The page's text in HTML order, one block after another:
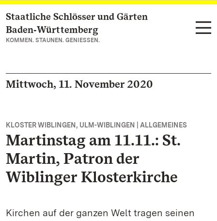
Zum Hauptinhalt springen
Staatliche Schlösser und Gärten
Baden‑Württemberg
KOMMEN. STAUNEN. GENIESSEN.
Mittwoch, 11. November 2020
KLOSTER WIBLINGEN, ULM-WIBLINGEN | ALLGEMEINES
Martinstag am 11.11.: St.
Martin, Patron der
Wiblinger Klosterkirche
Kirchen auf der ganzen Welt tragen seinen